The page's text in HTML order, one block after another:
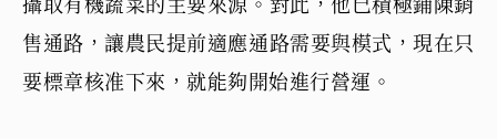
售通路，讓農民提前適應通路需要與模式，現在只
要標章核准下來，就能夠開始進行營運。